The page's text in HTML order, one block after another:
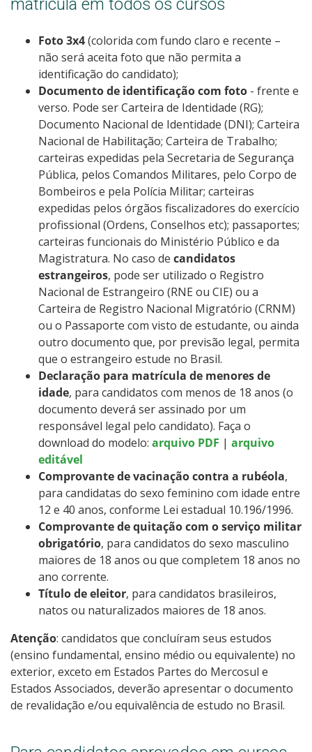
matrícula em todos os cursos
Foto 3x4(colorida com fundo claro e recente –
não será aceita foto que não permita a
identificação do candidato);
Documento de identificação com foto - frente e
verso. Pode ser Carteira de Identidade (RG);
Documento Nacional de Identidade (DNI); Carteira
Nacional de Habilitação; Carteira de Trabalho;
carteiras expedidas pela Secretaria de Segurança
Pública, pelos Comandos Militares, pelo Corpo de
Bombeiros e pela Polícia Militar; carteiras
expedidas pelos órgãos fiscalizadores do exercício
profissional (Ordens, Conselhos etc); passaportes;
carteiras funcionais do Ministério Público e da
Magistratura. No caso de candidatos
estrangeiros, pode ser utilizado o Registro
Nacional de Estrangeiro (RNE ou CIE) ou a
Carteira de Registro Nacional Migratório (CRNM)
ou o Passaporte com visto de estudante, ou ainda
outro documento que, por previsão legal, permita
que o estrangeiro estude no Brasil.
Declaração para matrícula de menores de
idade, para candidatos com menos de 18 anos (o
documento deverá ser assinado por um
responsável legal pelo candidato). Faça o
download do modelo: arquivo PDF | arquivo
editável
Comprovante de vacinação contra a rubéola,
para candidatas do sexo feminino com idade entre
12 e 40 anos, conforme Lei estadual 10.196/1996.
Comprovante de quitação com o serviço militar
obrigatório, para candidatos do sexo masculino
maiores de 18 anos ou que completem 18 anos no
ano corrente.
Título de eleitor, para candidatos brasileiros,
natos ou naturalizados maiores de 18 anos.
Atenção: candidatos que concluíram seus estudos
(ensino fundamental, ensino médio ou equivalente) no
exterior, exceto em Estados Partes do Mercosul e
Estados Associados, deverão apresentar o documento
de revalidação e/ou equivalência de estudo no Brasil.